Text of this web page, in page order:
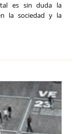
es sin duda la
la sociedad y la